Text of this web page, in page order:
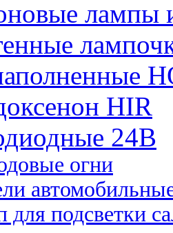
лампы
HIR
24B
огни
для подсветки